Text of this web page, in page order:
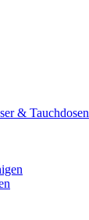
& Tauchdosen